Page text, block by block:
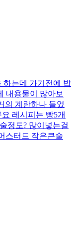
하는데 가기전에 밥
내용물이 많아보
의 계란하나 들었
레시피는 빵5개
정도? 많이넣는걸
스터드 작은큰술